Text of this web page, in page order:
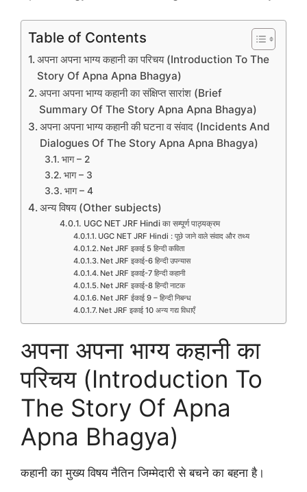
Table of Contents
अपना अपना भाग्य कहानी का परिचय (Introduction To The
Story Of Apna Apna Bhagya)
अपना अपना भाग्य कहानी का संक्षिप्त सारांश (Brief
Summary Of The Story Apna Apna Bhagya)
अपना अपना भाग्य कहानी की घटना व संवाद (Incidents And
Dialogues Of The Story Apna Apna Bhagya)
भाग – 2
भाग – 3
भाग – 4
अन्य विषय (Other subjects)
UGC NET JRF Hindi का सम्पूर्ण पाठ्यक्रम
UGC NET JRF Hindi : पूछे जाने वाले संवाद और तथ्य
Net JRF इकाई 5 हिन्दी कविता
Net JRF इकाई-6 हिन्दी उपन्यास
Net JRF इकाई-7 हिन्दी कहानी
Net JRF इकाई-8 हिन्दी नाटक
Net JRF ईकाई 9 – हिन्दी निबन्ध
Net JRF इकाई 10 अन्य गद्य विधाएँ
अपना अपना भाग्य कहानी का
परिचय (Introduction To
The Story Of Apna
Apna Bhagya)
कहानी का मुख्य विषय नैतिन जिम्मेदारी से बचने का बहना है।